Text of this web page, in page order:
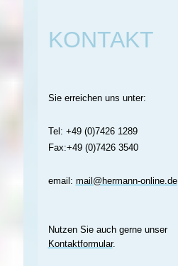
KONTAKT
Sie erreichen uns unter:
Tel: +49 (0)7426 1289
Fax:+49 (0)7426 3540
email: mail@hermann-online.de
Nutzen Sie auch gerne unser
Kontaktformular.